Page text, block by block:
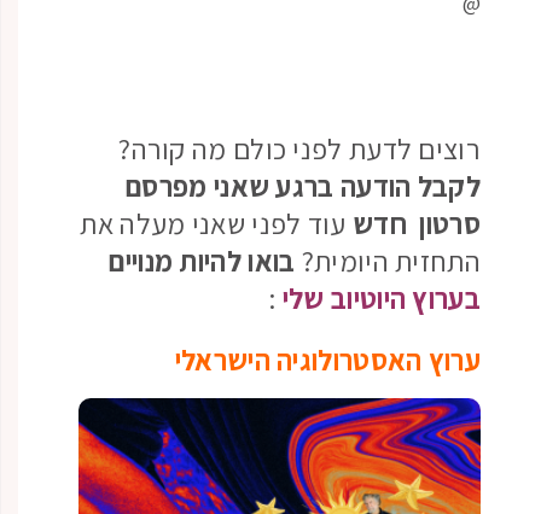
רוצים לדעת לפני כולם מה קורה?
לקבל הודעה ברגע שאני מפרסם
סרטון חדש עוד לפני שאני מעלה את
התחזית היומית? בואו להיות מנויים
בערוץ היוטיוב שלי :
ערוץ האסטרולוגיה הישראלי